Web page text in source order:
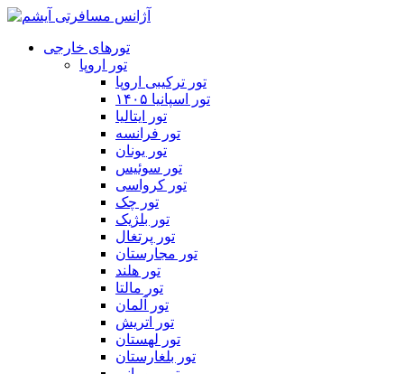
تورهای خارجی
تور اروپا
تور ترکیبی اروپا
تور اسپانیا ۱۴۰۵
تور ایتالیا
تور فرانسه
تور یونان
تور سوئیس
تور کرواسی
تور چک
تور بلژیک
تور پرتغال
تور مجارستان
تور هلند
تور مالتا
تور آلمان
تور اتریش
تور لهستان
تور بلغارستان